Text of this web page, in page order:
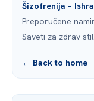
Šizofrenija –
Preporučene
Saveti za zdrav
← Back to home